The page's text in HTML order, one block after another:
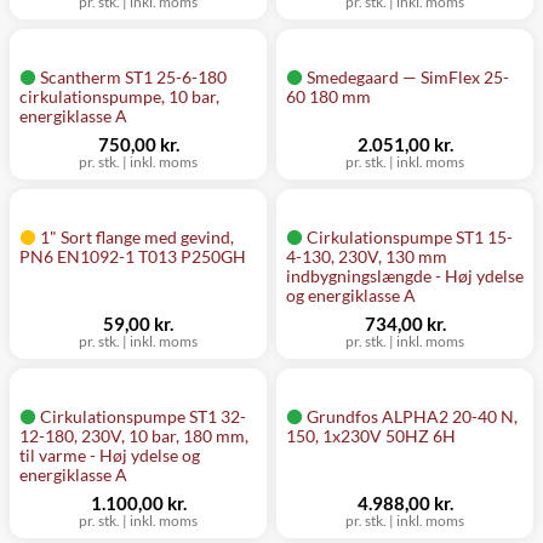
Scantherm ST1 25-6-180
cirkulationspumpe, 10 bar,
energiklasse A
pr. stk. | inkl. moms
750,00 kr.
Smedegaard — SimFlex 25-
60 180 mm
pr. stk. | inkl. moms
2.051,00 kr.
1" Sort flange med gevind,
PN6 EN1092-1 T013 P250GH
pr. stk. | inkl. moms
59,00 kr.
Cirkulationspumpe ST1 15-
4-130, 230V, 130 mm
indbygningslængde - Høj ydelse
og energiklasse A
pr. stk. | inkl. moms
734,00 kr.
Cirkulationspumpe ST1 32-
12-180, 230V, 10 bar, 180 mm,
til varme - Høj ydelse og
energiklasse A
pr. stk. | inkl. moms
1.100,00 kr.
Grundfos ALPHA2 20-40 N,
150, 1x230V 50HZ 6H
pr. stk. | inkl. moms
4.988,00 kr.